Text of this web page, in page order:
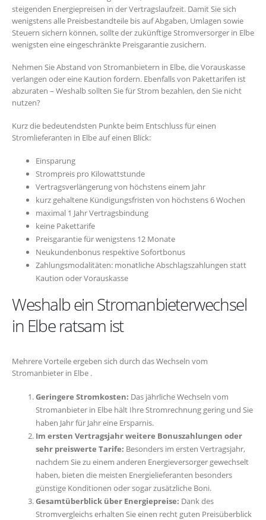
steigenden Energiepreisen in der Vertragslaufzeit. Damit Sie sich
wenigstens alle Preisbestandteile bis auf Abgaben, Umlagen sowie
Steuern sichern können, sollte der zukünftige Stromversorger in Elbe
wenigsten eine eingeschränkte Preisgarantie zusichern.
Nehmen Sie Abstand von Stromanbietern in Elbe, die Vorauskasse
verlangen oder eine Kaution fordern. Ebenfalls von Pakettarifen ist
abzuraten – Weshalb sollten Sie für Strom bezahlen, den Sie nicht
nutzen?
Kurz die bedeutendsten Punkte beim Entschluss für einen
Stromlieferanten in Elbe auf einen Blick:
Einsparung
Strompreis pro Kilowattstunde
Vertragsverlängerung von höchstens einem Jahr
kurz gehaltene Kündigungsfristen von höchstens 6 Wochen
maximal 1 Jahr Vertragsbindung
keine Pakettarife
Preisgarantie für wenigstens 12 Monate
Neukundenbonus respektive Sofortbonus
Zahlungsmodalitäten: monatliche Abschlagszahlungen statt
Kaution oder Vorauskasse
Weshalb ein Stromanbieterwechsel
in Elbe ratsam ist
Mehrere Vorteile ergeben sich durch das Wechseln vom
Stromanbieter in Elbe .
Geringere Stromkosten: Das jährliche Wechseln vom
Stromanbieter in Elbe hält Ihre Stromrechnung gering und Sie
haben Jahr für Jahr eine Ersparnis.
Im ersten Vertragsjahr weitere Bonuszahlungen oder
sehr preiswerte Tarife: Besonders im ersten Vertragsjahr,
nachdem Sie zu einem anderen Energieversorger gewechselt
haben, bieten die meisten Energielieferanten besonders
günstige Konditionen oder sogar zusätzliche Boni.
Gesamtüberblick über Energiepreise: Dank des
Stromvergleichs erhalten Sie einen recht guten Preisüberblick